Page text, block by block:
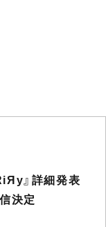
』詳細発表
決定